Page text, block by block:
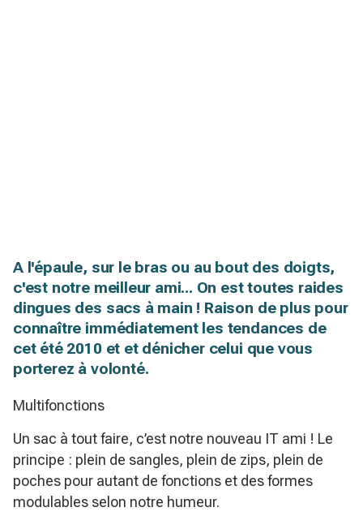
A l'épaule, sur le bras ou au bout des doigts,
c'est notre meilleur ami... On est toutes raides
dingues des sacs à main ! Raison de plus pour
connaître immédiatement les tendances de
cet été 2010 et et dénicher celui que vous
porterez à volonté.
Multifonctions
Un sac à tout faire, c’est notre nouveau IT ami ! Le
principe : plein de sangles, plein de zips, plein de
poches pour autant de fonctions et des formes
modulables selon notre humeur.